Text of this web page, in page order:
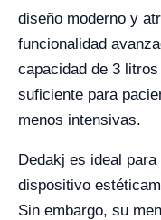
diseño moderno y
funcionalidad
capacidad de 3
suficiente para
menos intensivas.
Dedakj es ideal
dispositivo
Sin embargo, su